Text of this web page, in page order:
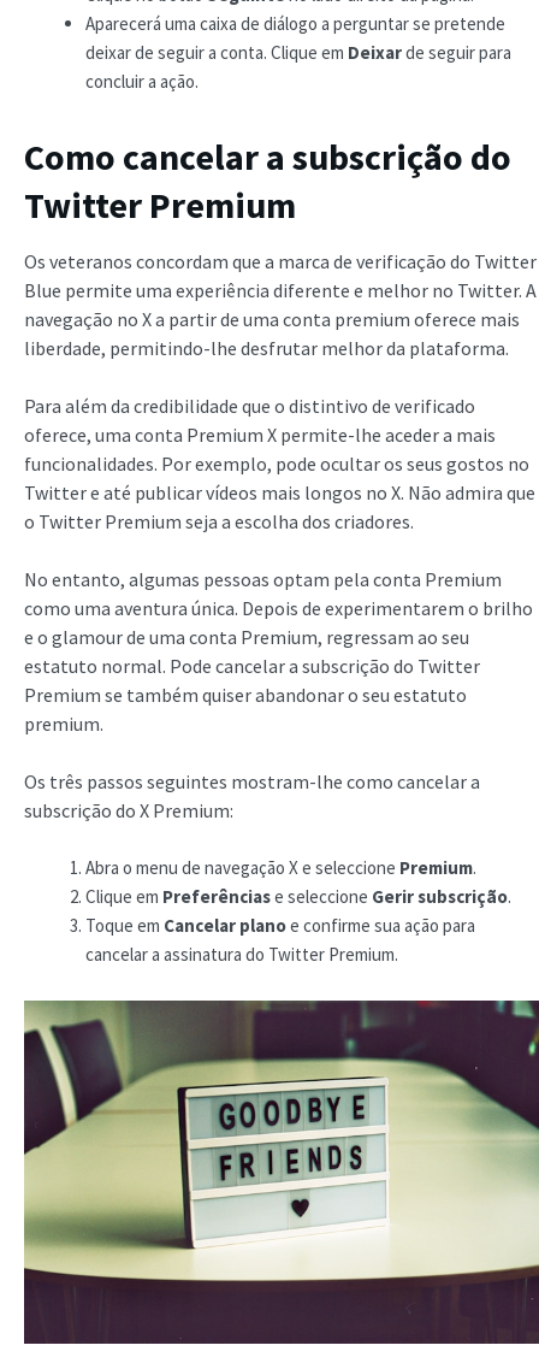
Aparecerá uma caixa de diálogo a perguntar se pretende
deixar de seguir a conta. Clique em Deixarde seguir para
concluir a ação.
Como cancelar a subscrição do
Twitter Premium
Os veteranos concordam que a marca de verificação do Twitter
Blue permite uma experiência diferente e melhor no Twitter. A
navegação no X a partir de uma conta premium oferece mais
liberdade, permitindo-lhe desfrutar melhor da plataforma.
Para além da credibilidade que o distintivo de verificado
oferece, uma conta Premium X permite-lhe aceder a mais
funcionalidades. Por exemplo, pode ocultar os seus gostos no
Twitter e até publicar vídeos mais longos no X. Não admira que
o Twitter Premium seja a escolha dos criadores.
No entanto, algumas pessoas optam pela conta Premium
como uma aventura única. Depois de experimentarem o brilho
e o glamour de uma conta Premium, regressam ao seu
estatuto normal. Pode cancelar a subscrição do Twitter
Premium se também quiser abandonar o seu estatuto
premium.
Os três passos seguintes mostram-lhe como cancelar a
subscrição do X Premium:
Abra o menu de navegação X e seleccione Premium.
Clique em Preferênciase seleccione Gerir subscrição.
Toque em Cancelar planoe confirme sua ação para
cancelar a assinatura do Twitter Premium.